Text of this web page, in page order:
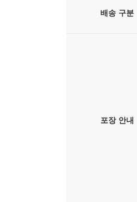
배송 구분
포장 안내